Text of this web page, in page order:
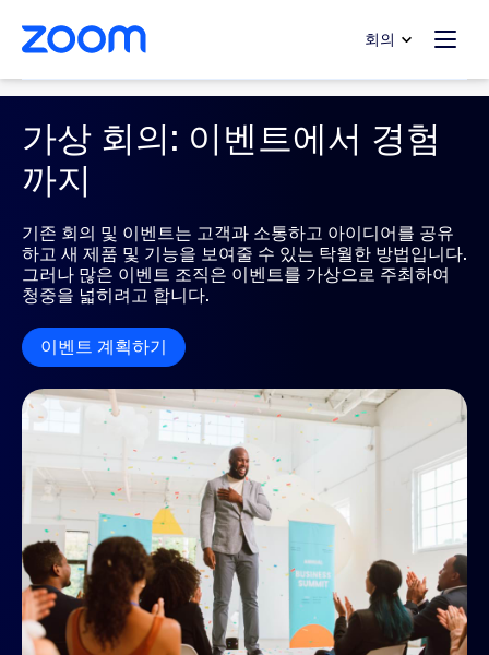
으로 건너뛰기
팅으로 건너뛰기 회의
가상 회의: 이벤트에서 경험
까지
기존 회의 및 이벤트는 고객과 소통하고 아이디어를 공유
하고 새 제품 및 기능을 보여줄 수 있는 탁월한 방법입니다.
그러나 많은 이벤트 조직은 이벤트를 가상으로 주최하여
청중을 넓히려고 합니다.
이벤트 계획하기 이벤트 계획하기